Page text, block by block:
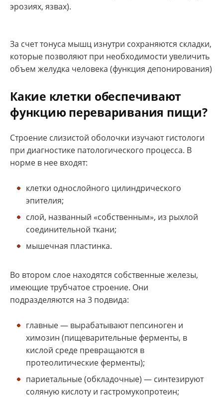
эрозиях, язвах).
За счет тонуса мышц изнутри сохраняются складки,
которые позволяют при необходимости увеличить
объем желудка человека (функция депонирования)
Какие клетки обеспечивают
функцию переваривания пищи?
Строение слизистой оболочки изучают гистологи
при диагностике патологического процесса. В
норме в нее входят:
клетки однослойного цилиндрического
эпителия;
слой, названный «собственным», из рыхлой
соединительной ткани;
мышечная пластинка.
Во втором слое находятся собственные железы,
имеющие трубчатое строение. Они
подразделяются на 3 подвида:
главные — вырабатывают пепсиноген и
химозин (пищеварительные ферменты, в
кислой среде превращаются в
протеолитические ферменты);
париетальные (обкладочные) — синтезируют
соляную кислоту и гастромукопротеин;